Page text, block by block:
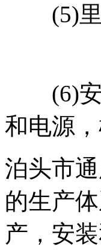
(5)里
(6)安
和电源
泊头市
的生产
产，安